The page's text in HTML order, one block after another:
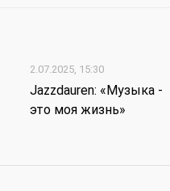
2.07.2025, 15:30
Jazzdauren: «Музыка -
это моя жизнь»